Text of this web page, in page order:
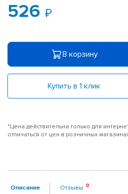
526
В корзину
Купить в 1 клик
*Цена действительна только для
отличаться от цен в розничных
Описание Отзывы